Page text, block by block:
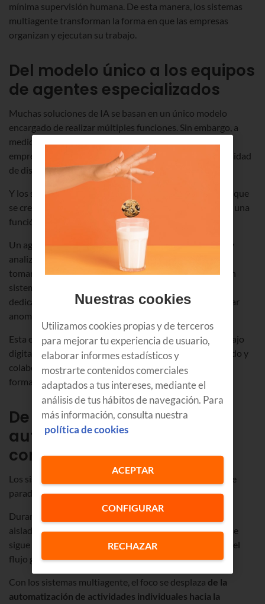
mínima supervisión humana. De esta manera, los sistemas
multiagente transforman la forma en que las empresas
organizan y ejecutan su trabajo.
Del modelo único a los equipos
de agentes especializados
Muchas soluciones de IA se basan en un único modelo
encargado de realizar múltiples funciones. Sin embargo, a
medida que aumentan la complejidad de los procesos
empresariales y las exigencias operativas, surge la necesidad
de distribuir responsabilidades.
Y los sistemas multiagente responden a este desafío, ya que
se crean múltiples agentes especializados, cada uno con una
función concreta dentro del proceso.
Un agente puede encargarse, por ejemplo, de recopilar y
analizar información. Otro puede evaluar alternativas y
tomar decisiones. Un tercero puede ejecutar acciones en
sistemas corporativos. Incluso pueden existir agentes
dedicados exclusivamente a validar resultados o detectar
anomalías.
Esta especialización permite construir entornos de trabajo
digitales donde cada agente desempeña un papel definido y
colabora con otros para alcanzar un objetivo común, de
forma similar a como lo hace un equipo humano.
De automatizar tareas a
automatizar procesos
completos
Los sistemas multiagente de IA introducen un cambio de
paradigma en la automatización.
Durante años, las empresas han automatizado tareas
aisladas y con ello han incrementado la eficiencia, pero se
sigue necesitando intervención humana para coordinar el
flujo global del trabajo.
Con los sistemas multiagente, el foco se desplaza de la
automatización de actividades individuales hacia la
Nuestras cookies
Utilizamos cookies propias y de terceros
para mejorar tu experiencia de usuario,
elaborar informes estadísticos y
mostrarte contenidos comerciales
adaptados a tus intereses, mediante el
análisis de tus hábitos de navegación. Para
más información, consulta nuestra
política de cookies
CONFIGURAR
RECHAZAR
ACEPTAR